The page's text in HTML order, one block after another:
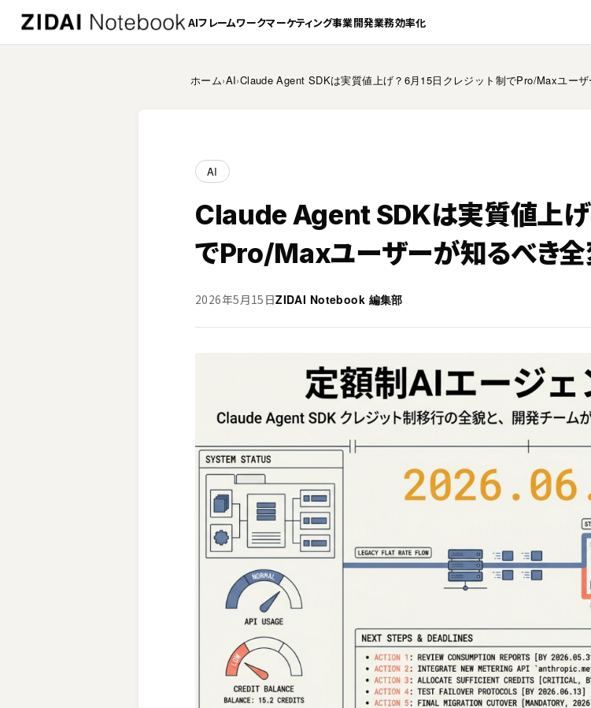
AIフレームワークマーケティング事業開発業務効率化
ホーム›AI›Claude Agent SDKは実質値上げ？6月15日クレジット制でPro/Maxユー
AI
Claude Agent SDKは実質値上げ
でPro/Maxユーザーが知るべき
2026年5月15日ZIDAI Notebook 編集部